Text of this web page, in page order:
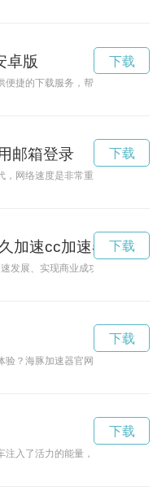
卓版
捷的下载服务，帮助用户迅速获取
下载
邮箱登录
，网络速度是非常重要的一点。很
下载
加速cc加速器
发展、实现商业成功的重要平台，
下载
验？海豚加速器官网正版下载为您
下载
注入了活力的能量，让你在前行的
下载